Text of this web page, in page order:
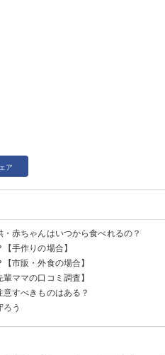
ア
赤ちゃんはいつから食べれるの？
OK
るようになってからが安心
手作りの場合】
心
もおすすめ
市販・外食の場合】
ママの口コミ調査】
すべきものはある？
う